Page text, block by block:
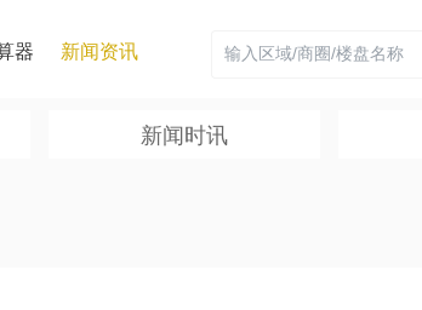
器 新闻资讯
新闻时讯